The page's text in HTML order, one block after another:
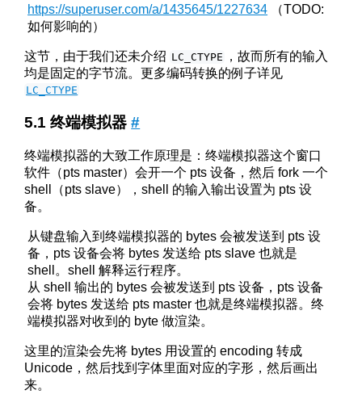
https://superuser.com/a/1435645/1227634 （TODO:
如何影响的）
这节，由于我们还未介绍 LC_CTYPE
，故而所有的输入
均是固定的字节流。更多编码转换的例子详见
LC_CTYPE
终端模拟器#
终端模拟器的大致工作原理是：终端模拟器这个窗口
软件（pts master）会开一个 pts 设备，然后 fork 一个
shell（pts slave），shell 的输入输出设置为 pts 设
备。
从键盘输入到终端模拟器的 bytes 会被发送到 pts 设
备，pts 设备会将 bytes 发送给 pts slave 也就是
shell。shell 解释运行程序。
从 shell 输出的 bytes 会被发送到 pts 设备，pts 设备
会将 bytes 发送给 pts master 也就是终端模拟器。终
端模拟器对收到的 byte 做渲染。
这里的渲染会先将 bytes 用设置的 encoding 转成
Unicode，然后找到字体里面对应的字形，然后画出
来。